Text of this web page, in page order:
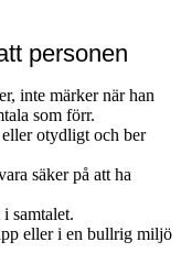
personen
inte märker när han
som förr.
otydligt och ber
säker på att ha
samtalet.
eller i en bullrig miljö